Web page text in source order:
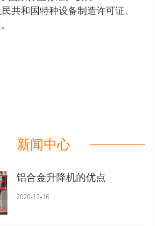
共和国特种设备制造许可证、
新闻中心
铝合金升降机的优点
2020-12-16